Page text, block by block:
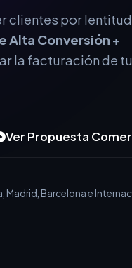
clientes por lentitud.
Alta Conversión +